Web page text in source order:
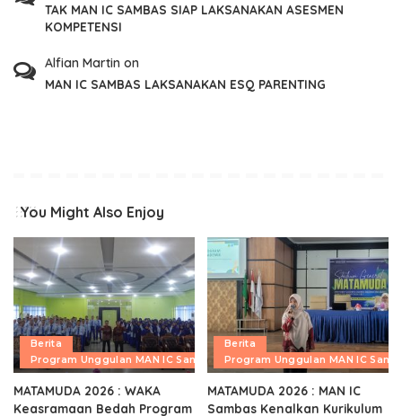
TAK MAN IC SAMBAS SIAP LAKSANAKAN ASESMEN
KOMPETENSI
Alfian Martin on
MAN IC SAMBAS LAKSANAKAN ESQ PARENTING
You Might Also Enjoy
Berita
Program Unggulan MAN IC Sambas
MATAMUDA 2026 : WAKA
Keasramaan Bedah Program
Berita
Program Unggulan MAN IC
MATAMUDA 2026 : MAN IC
Sambas Kenalkan Kurikulum